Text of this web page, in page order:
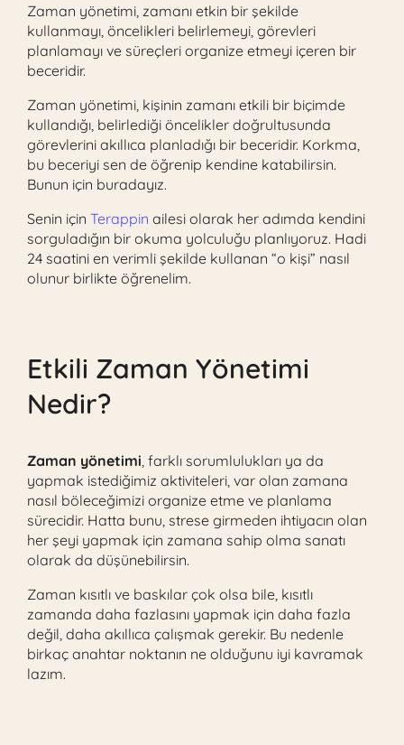
Zaman yönetimi, zamanı etkin bir şekilde
kullanmayı, öncelikleri belirlemeyi, görevleri
planlamayı ve süreçleri organize etmeyi içeren bir
beceridir.
Zaman yönetimi, kişinin zamanı etkili bir biçimde
kullandığı, belirlediği öncelikler doğrultusunda
görevlerini akıllıca planladığı bir beceridir. Korkma,
bu beceriyi sen de öğrenip kendine katabilirsin.
Bunun için buradayız.
Senin için Terappin ailesi olarak her adımda kendini
sorguladığın bir okuma yolculuğu planlıyoruz. Hadi
24 saatini en verimli şekilde kullanan “o kişi” nasıl
olunur birlikte öğrenelim.
Etkili Zaman Yönetimi
Nedir?
Zaman yönetimi , farklı sorumlulukları ya da
yapmak istediğimiz aktiviteleri, var olan zamana
nasıl böleceğimizi organize etme ve planlama
sürecidir. Hatta bunu, strese girmeden ihtiyacın olan
her şeyi yapmak için zamana sahip olma sanatı
olarak da düşünebilirsin.
Zaman kısıtlı ve baskılar çok olsa bile, kısıtlı
zamanda daha fazlasını yapmak için daha fazla
değil, daha akıllıca çalışmak gerekir. Bu nedenle
birkaç anahtar noktanın ne olduğunu iyi kavramak
lazım.